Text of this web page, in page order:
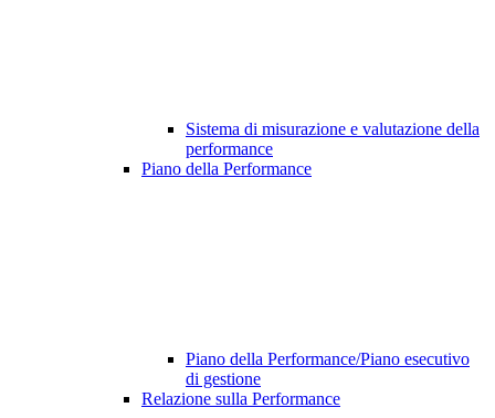
Sistema di misurazione e valutazione della
performance
Piano della Performance
Piano della Performance/Piano esecutivo
di gestione
Relazione sulla Performance